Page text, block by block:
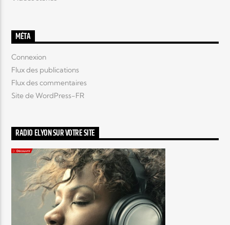
MÉTA
Connexion
Flux des publications
Flux des commentaires
Site de WordPress-FR
RADIO ELYON SUR VOTRE SITE